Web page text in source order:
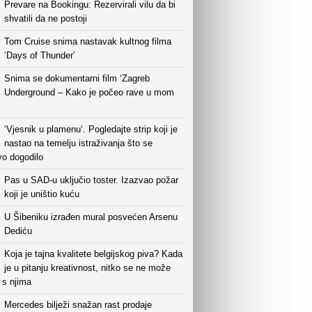
Prevare na Bookingu: Rezervirali vilu da bi
shvatili da ne postoji
Tom Cruise snima nastavak kultnog filma
‘Days of Thunder’
Snima se dokumentarni film ‘Zagreb
Underground – Kako je počeo rave u mom
‘Vjesnik u plamenu‘. Pogledajte strip koji je
nastao na temelju istraživanja što se
dogodilo
Pas u SAD-u uključio toster. Izazvao požar
koji je uništio kuću
U Šibeniku izrađen mural posvećen Arsenu
Dediću
Koja je tajna kvalitete belgijskog piva? Kada
je u pitanju kreativnost, nitko se ne može
s njima
Mercedes bilježi snažan rast prodaje